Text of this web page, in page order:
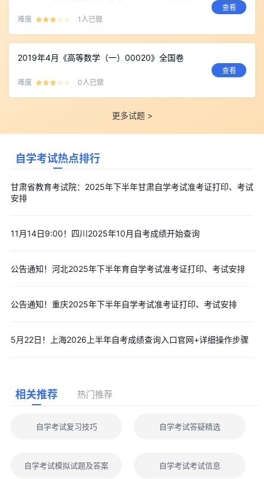
难度 1人已做
查看
2019年4月《高等数学（一）00020》全国卷
难度 0人已做
查看
更多试题 >
自学考试热点排行
甘肃省教育考试院：2025年下半年甘肃自学考试准考证打印、考试
安排
11月14日9:00！四川2025年10月自考成绩开始查询
公告通知！河北2025年下半年育自学考试准考证打印、考试安排
公告通知！重庆2025年下半年自学考试准考证打印、考试安排
5月22日！上海2026上半年自考成绩查询入口官网+详细操作步骤
相关推荐 热门推荐
自学考试复习技巧 自学考试答疑精选
自学考试模拟试题及答案 自学考试考试信息